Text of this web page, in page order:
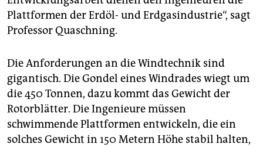
Plattformen der Erdöl- und Erdgasindustrie“, sagt
Professor Quaschning.
Die Anforderungen an die Windtechnik sind
gigantisch. Die Gondel eines Windrades wiegt um
die 450 Tonnen, dazu kommt das Gewicht der
Rotorblätter. Die Ingenieure müssen
schwimmende Plattformen entwickeln, die ein
solches Gewicht in 150 Metern Höhe stabil halten,